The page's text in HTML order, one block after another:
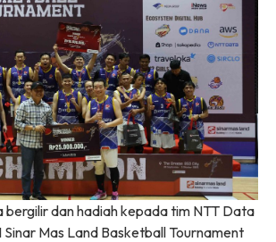
bergilir dan hadiah kepada tim NTT Data
Sinar Mas Land Basketball Tournament